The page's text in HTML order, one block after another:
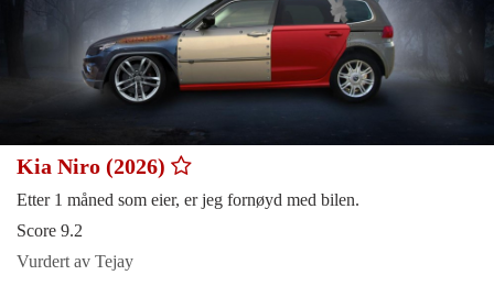
Kia Niro (2026)
Etter 1 måned som eier, er jeg fornøyd med bilen.
Score 9.2
Vurdert av Tejay